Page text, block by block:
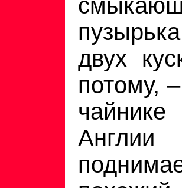
двух
потому,